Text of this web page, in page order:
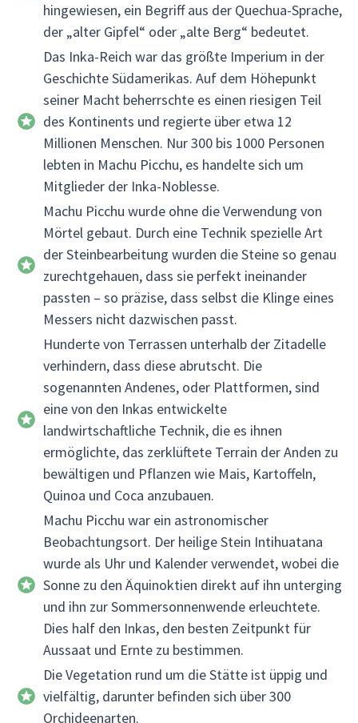
hingewiesen, ein Begriff aus der Quechua-Sprache,
der „alter Gipfel“ oder „alte Berg“ bedeutet.
Das Inka-Reich war das größte Imperium in der
Geschichte Südamerikas. Auf dem Höhepunkt
seiner Macht beherrschte es einen riesigen Teil
des Kontinents und regierte über etwa 12
Millionen Menschen. Nur 300 bis 1000 Personen
lebten in Machu Picchu, es handelte sich um
Mitglieder der Inka-Noblesse.
Machu Picchu wurde ohne die Verwendung von
Mörtel gebaut. Durch eine Technik spezielle Art
der Steinbearbeitung wurden die Steine so genau
zurechtgehauen, dass sie perfekt ineinander
passten – so präzise, dass selbst die Klinge eines
Messers nicht dazwischen passt.
Hunderte von Terrassen unterhalb der Zitadelle
verhindern, dass diese abrutscht. Die
sogenannten Andenes, oder Plattformen, sind
eine von den Inkas entwickelte
landwirtschaftliche Technik, die es ihnen
ermöglichte, das zerklüftete Terrain der Anden zu
bewältigen und Pflanzen wie Mais, Kartoffeln,
Quinoa und Coca anzubauen.
Machu Picchu war ein astronomischer
Beobachtungsort. Der heilige Stein Intihuatana
wurde als Uhr und Kalender verwendet, wobei die
Sonne zu den Äquinoktien direkt auf ihn unterging
und ihn zur Sommersonnenwende erleuchtete.
Dies half den Inkas, den besten Zeitpunkt für
Aussaat und Ernte zu bestimmen.
Die Vegetation rund um die Stätte ist üppig und
vielfältig, darunter befinden sich über 300
Orchideenarten.